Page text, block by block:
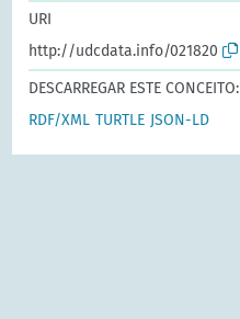
URI
http://udcdata.info/021820
DESCARREGAR ESTE CONCEITO:
RDF/XML TURTLE JSON-LD